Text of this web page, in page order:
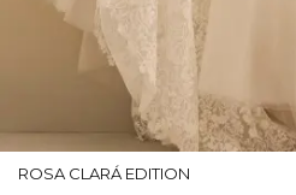
ROSA CLARÁ EDITION